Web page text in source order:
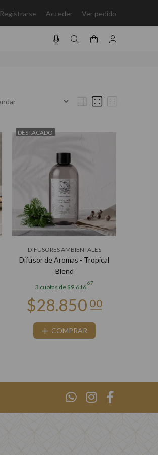
Registrarse Acceder Ver pedido
DESTACADO
DIFUSORES AMBIENTALES
Difusor de Aromas - Tropical
Blend
3 cuotas de $9.616
67
COMPRAR